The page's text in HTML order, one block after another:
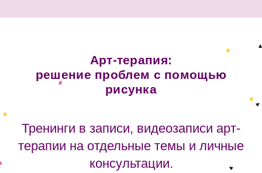
Арт-терапия:
решение проблем с помощью
рисунка
Тренинги в записи, видеозаписи арт-
терапии на отдельные темы и личные
консультации.